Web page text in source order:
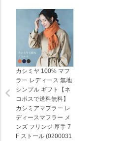
カシミヤ 100% マフ
ラー レディース 無地
シンプル ギフト【ネ
コポスで送料無料】
カシミアマフラー レ
ディースマフラー メ
ンズ フリンジ 厚手 7
F ストール (0200031